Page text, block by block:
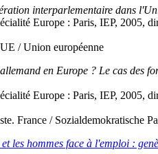
interparlementaire dans
Europe : Paris, IEP, 2005,
/ Union européenne
en Europe ? Le cas des
Europe : Paris, IEP, 2005,
France / Sozialdemokratische
et les hommes face à l'emploi :